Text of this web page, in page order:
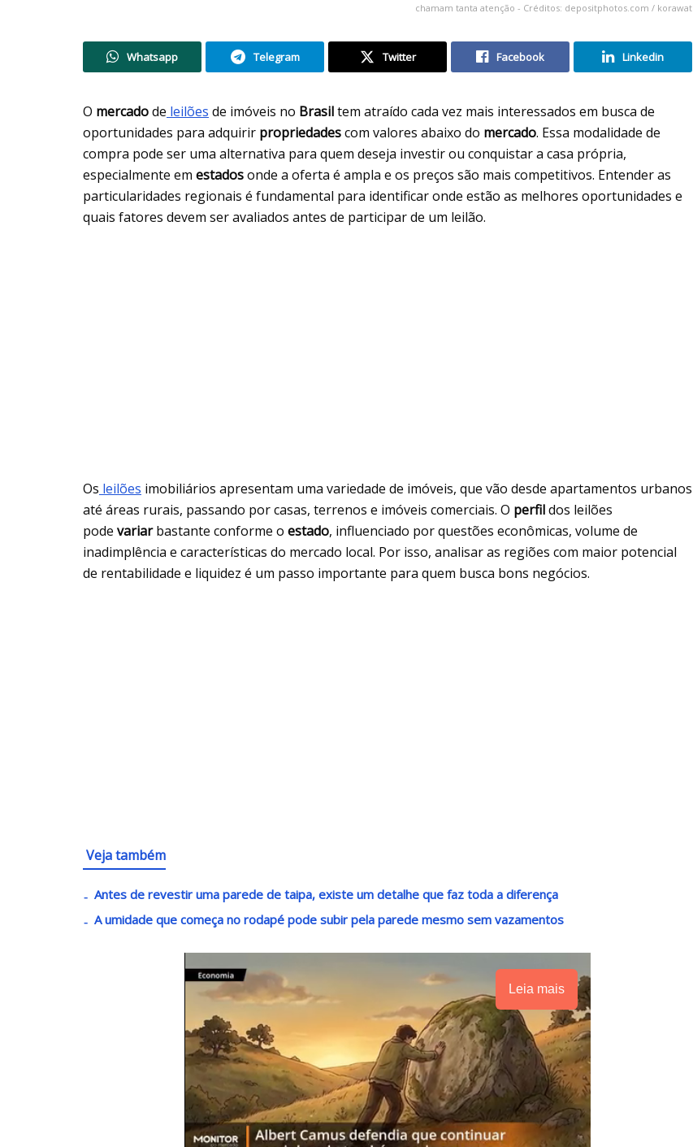
chamam tanta atenção - Créditos: depositphotos.com / korawat
Whatsapp Telegram Twitter Facebook Linkedin
O mercadode leilões de imóveis no Brasiltem atraído cada vez mais interessados em busca de
oportunidades para adquirir propriedadescom valores abaixo do mercado. Essa modalidade de
compra pode ser uma alternativa para quem deseja investir ou conquistar a casa própria,
especialmente em estadosonde a oferta é ampla e os preços são mais competitivos. Entender as
particularidades regionais é fundamental para identificar onde estão as melhores oportunidades e
quais fatores devem ser avaliados antes de participar de um leilão.
Os leilões imobiliários apresentam uma variedade de imóveis, que vão desde apartamentos urbanos
até áreas rurais, passando por casas, terrenos e imóveis comerciais. O perfildos leilões
pode variarbastante conforme o estado, influenciado por questões econômicas, volume de
inadimplência e características do mercado local. Por isso, analisar as regiões com maior potencial
de rentabilidade e liquidez é um passo importante para quem busca bons negócios.
Veja também
Antes de revestir uma parede de taipa, existe um detalhe que faz toda a diferença
A umidade que começa no rodapé pode subir pela parede mesmo sem vazamentos
Leia mais